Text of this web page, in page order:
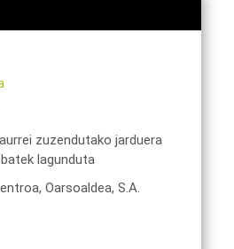
zuzendutako jarduera
lagunduta
Oarsoaldea, S.A.